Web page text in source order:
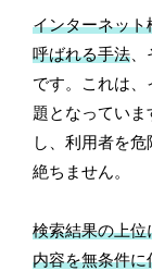
インターネット
呼ばれる手法
です。これは、
題となってい
し、利用者を
絶ちません。
検索結果の上位
内容を無条件に